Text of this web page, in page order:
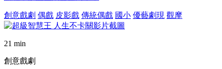
創意戲劇 偶戲 皮影戲 傳統偶戲 國小 優藝劇現 觀摩
21 min
創意戲劇